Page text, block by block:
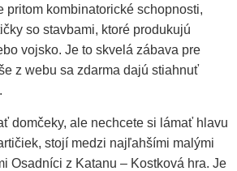
pritom kombinatorické schopnosti,
so stavbami, ktoré produkujú
vojsko. Je to skvelá zábava pre
z webu sa zdarma dajú stiahnuť
domčeky, ale nechcete si lámať hlavu
stojí medzi najľahšími malými
Osadníci z Katanu – Kostková hra. Je